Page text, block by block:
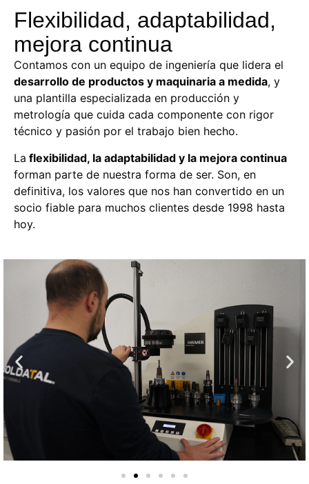
Flexibilidad, adaptabilidad,
mejora continua
Contamos con un equipo de ingeniería que lidera el
desarrollo de productos y maquinaria a medida, y
una plantilla especializada en producción y
metrología que cuida cada componente con rigor
técnico y pasión por el trabajo bien hecho.
La flexibilidad, la adaptabilidad y la mejora continua
forman parte de nuestra forma de ser. Son, en
definitiva, los valores que nos han convertido en un
socio fiable para muchos clientes desde 1998 hasta
hoy.